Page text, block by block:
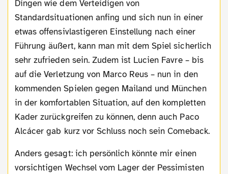
Dingen wie dem Verteidigen von
Standardsituationen anfing und sich nun in einer
etwas offensivlastigeren Einstellung nach einer
Führung äußert, kann man mit dem Spiel sicherlich
sehr zufrieden sein. Zudem ist Lucien Favre – bis
auf die Verletzung von Marco Reus – nun in den
kommenden Spielen gegen Mailand und München
in der komfortablen Situation, auf den kompletten
Kader zurückgreifen zu können, denn auch Paco
Alcácer gab kurz vor Schluss noch sein Comeback.
Anders gesagt: ich persönlich könnte mir einen
vorsichtigen Wechsel vom Lager der Pessimisten